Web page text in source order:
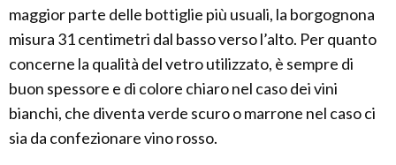
maggior parte delle bottiglie più usuali, la borgognona
misura 31 centimetri dal basso verso l’alto. Per quanto
concerne la qualità del vetro utilizzato, è sempre di
buon spessore e di colore chiaro nel caso dei vini
bianchi, che diventa verde scuro o marrone nel caso ci
sia da confezionare vino rosso.